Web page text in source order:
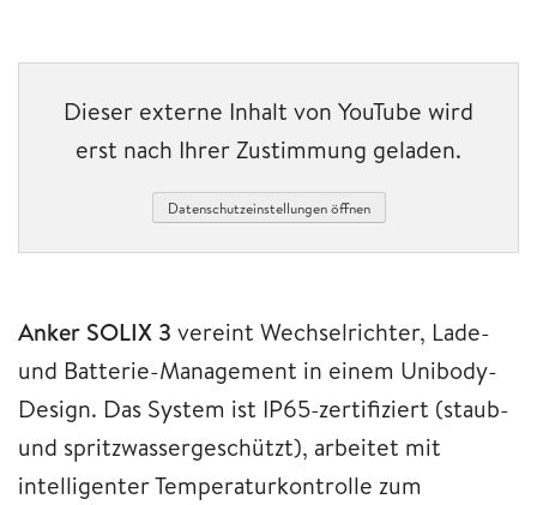
Dieser externe Inhalt von YouTube wird
erst nach Ihrer Zustimmung geladen.
Datenschutzeinstellungen öffnen
Anker SOLIX 3 vereint Wechselrichter, Lade-
und Batterie-Management in einem Unibody-
Design. Das System ist IP65-zertifiziert (staub-
und spritzwassergeschützt), arbeitet mit
intelligenter Temperaturkontrolle zum